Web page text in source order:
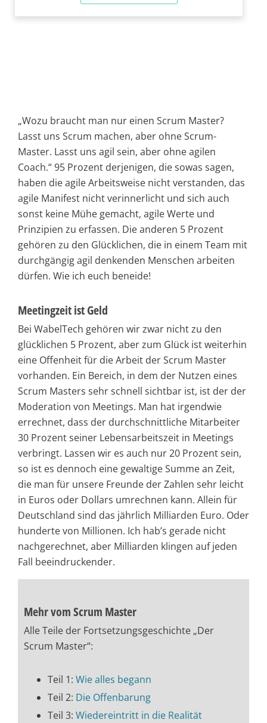
„Wozu braucht man nur einen Scrum Master?
Lasst uns Scrum machen, aber ohne Scrum-
Master. Lasst uns agil sein, aber ohne agilen
Coach.“ 95 Prozent derjenigen, die sowas sagen,
haben die agile Arbeitsweise nicht verstanden, das
agile Manifest nicht verinnerlicht und sich auch
sonst keine Mühe gemacht, agile Werte und
Prinzipien zu erfassen. Die anderen 5 Prozent
gehören zu den Glücklichen, die in einem Team mit
durchgängig agil denkenden Menschen arbeiten
dürfen. Wie ich euch beneide!
Meetingzeit ist Geld
Bei WabelTech gehören wir zwar nicht zu den
glücklichen 5 Prozent, aber zum Glück ist weiterhin
eine Offenheit für die Arbeit der Scrum Master
vorhanden. Ein Bereich, in dem der Nutzen eines
Scrum Masters sehr schnell sichtbar ist, ist der der
Moderation von Meetings. Man hat irgendwie
errechnet, dass der durchschnittliche Mitarbeiter
30 Prozent seiner Lebensarbeitszeit in Meetings
verbringt. Lassen wir es auch nur 20 Prozent sein,
so ist es dennoch eine gewaltige Summe an Zeit,
die man für unsere Freunde der Zahlen sehr leicht
in Euros oder Dollars umrechnen kann. Allein für
Deutschland sind das jährlich Milliarden Euro. Oder
hunderte von Millionen. Ich hab’s gerade nicht
nachgerechnet, aber Milliarden klingen auf jeden
Fall beeindruckender.
Mehr vom Scrum Master
Alle Teile der Fortsetzungsgeschichte „Der
Scrum Master“:
Teil 1: Wie alles begann
Teil 2: Die Offenbarung
Teil 3: Wiedereintritt in die Realität